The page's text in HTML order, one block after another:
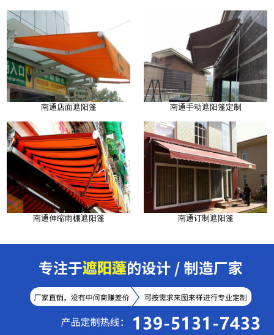
南通店面遮阳篷 南通手动遮阳篷定制
南通伸缩雨棚遮阳篷 南通订制遮阳篷